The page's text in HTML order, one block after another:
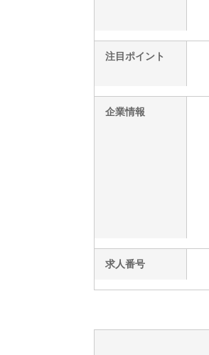
注目ポイント
企業情報
求人番号